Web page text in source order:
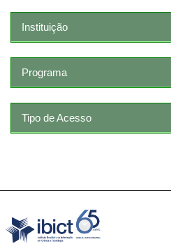
Instituição
Programa
Tipo de Acesso